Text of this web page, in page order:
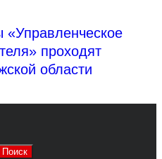
«Управленческое
проходят
области
Поиск